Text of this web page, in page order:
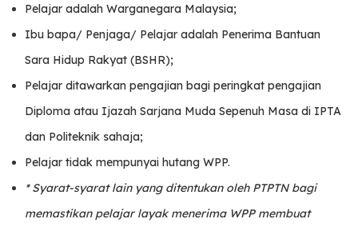
Pelajar adalah Warganegara Malaysia;
Ibu bapa/ Penjaga/ Pelajar adalah Penerima Bantuan
Sara Hidup Rakyat (BSHR);
Pelajar ditawarkan pengajian bagi peringkat pengajian
Diploma atau Ijazah Sarjana Muda Sepenuh Masa di IPTA
dan Politeknik sahaja;
Pelajar tidak mempunyai hutang WPP.
* Syarat-syarat lain yang ditentukan oleh PTPTN bagi
memastikan pelajar layak menerima WPP membuat